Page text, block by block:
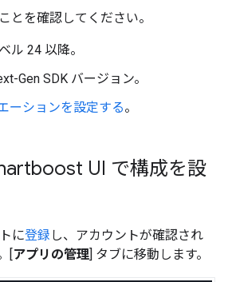
とを確認してください。
ル 24 以降。
Gen SDK バージョン。
ーションを設定する。
UI で構成を設
に登録 し、アカウントが確認され
[アプリの管理] タブに移動します。